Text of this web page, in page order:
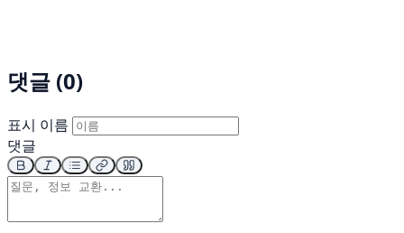
댓글 (0)
표시 이름
댓글